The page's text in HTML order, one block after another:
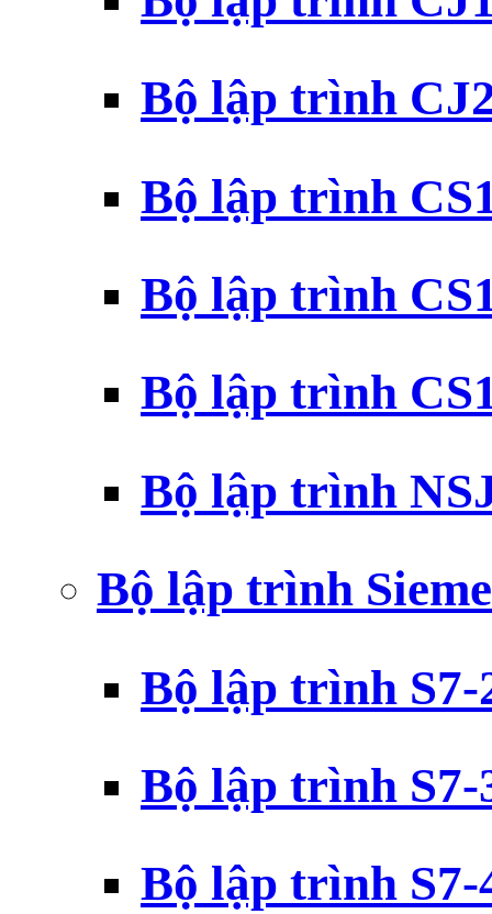
Bộ lập trình
Bộ lập trình
Bộ lập trình
Bộ lập trình
Bộ lập trình
Bộ lập trình
Bộ lập trình S7-
Bộ lập trình S7-
Bộ lập trình S7-